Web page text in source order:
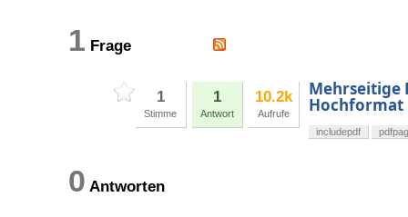
1 Frage
1
Stimme
1
Antwort
10.2k
Aufrufe
Mehrseitige
Hochformat
includepdf
0 Antworten